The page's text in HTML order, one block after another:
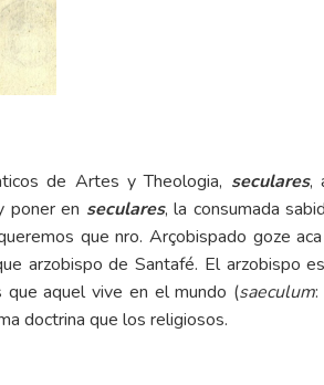
de Artes y Theologia, seculares,
poner en seculares, la consumada
que nro. Arçobispado goze
arzobispo de Santafé. El arzobispo
que aquel vive en el mundo (saeculum:
doctrina que los religiosos.